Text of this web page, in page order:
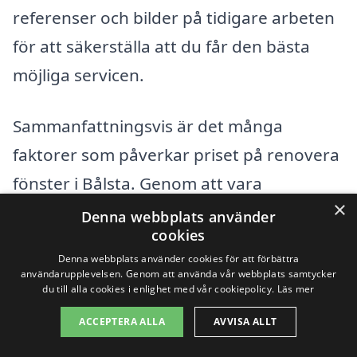
referenser och bilder på tidigare arbeten
för att säkerställa att du får den bästa
möjliga servicen.
Sammanfattningsvis är det många
faktorer som påverkar priset på renovera
fönster i Bålsta. Genom att vara
välinformerad och noggrant jämföra olika
alternativ kan du hitta just det
erbjudande som passar dina behov och
din budget.
×
Denna webbplats använder
cookies
Denna webbplats använder cookies för att förbättra
användarupplevelsen. Genom att använda vår webbplats samtycker
du till alla cookies i enlighet med vår cookiepolicy. Läs mer
ACCEPTERA ALLA AVVISA ALLT